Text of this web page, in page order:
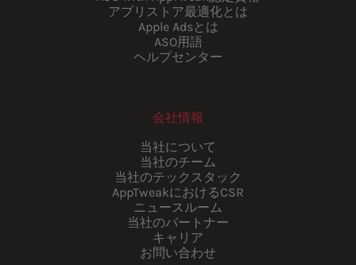
アプリストア最適化とは
Apple Adsとは
ASO用語
ヘルプセンター
会社情報
当社について
当社のチーム
当社のテックスタック
AppTweakにおけるCSR
ニュースルーム
当社のパートナー
キャリア
お問い合わせ